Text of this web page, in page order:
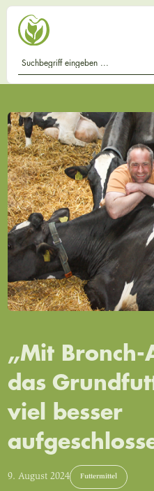
„Mit
das
viel besser
9. August 2024 Futtermittel